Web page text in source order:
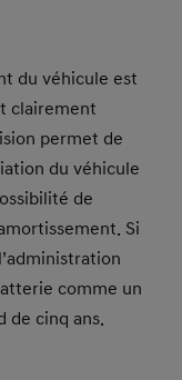
du véhicule est
clairement
permet de
du véhicule
de
Si
comme un
de cinq ans.